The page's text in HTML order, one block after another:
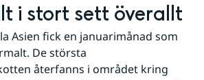
i stort sett överallt
Asien fick en januarimånad som
De största
återfanns i området kring